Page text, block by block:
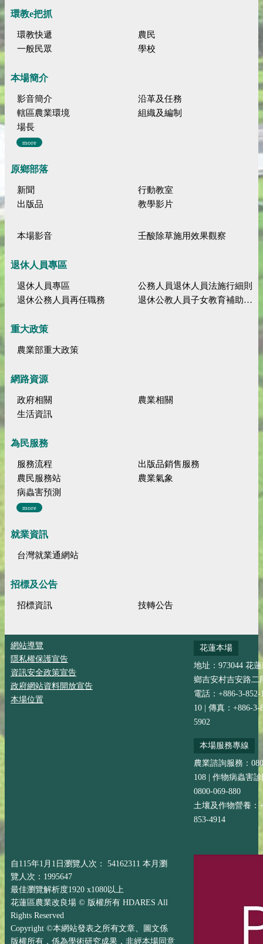
環教e把抓
環教快遞
農民
一般民眾
學校
本場簡介
影音簡介
沿革及任務
轄區農業環境
組織及編制
場長
more
原鄉部落
新聞
行動教室
出版品
教學影片
本場影音 壬酸除草施用效果觀察
退休人員專區
退休人員專區
公務人員退休人員法施行細則
退休公務人員再任職務
退休公教人員子女教育補助規定
重大政策
農業部重大政策
網路資源
政府相關
農業相關
生活資訊
為民服務
服務流程
出版品銷售服務
農民服務站
農業氣象
病蟲害預測
more
就業資訊
台灣就業通網站
招標及公告
招標資訊 技轉公告
網站導覽
隱私權保護宣告
資訊安全政策宣告
政府網站資料開放宣告
本場位置
花蓮本場
地址：973044 花
鄉吉安村吉安路二
電話：+886-3-852-
10 | 傳真：+886-3-
5902
本場服務專線
農業諮詢服務：
108 | 作物病蟲害
0800-069-880
土壤及作物營養：
853-4914
自115年1月1日瀏覽人次： 54162311 本月瀏
覽人次：1995647
最佳瀏覽解析度1920 x1080以上
花蓮區農業改良場 © 版權所有 HDARES All
Rights Reserved
Copyright ©本網站發表之所有文章、圖文係
版權所有，係為學術研究成果，非經本場同意